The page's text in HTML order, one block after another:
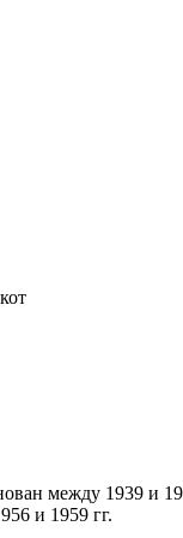
между 1939 и
и 1959 гг.